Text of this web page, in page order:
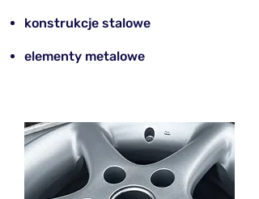
konstrukcje stalowe
elementy metalowe